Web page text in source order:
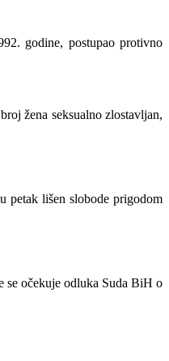
godine, postupao protivno
žena seksualno zlostavljan,
petak lišen slobode prigodom
se očekuje odluka Suda BiH o